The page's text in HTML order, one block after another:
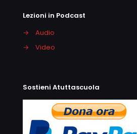
Lezioni in Podcast
→
Audio
→
Video
Sostieni Atuttascuola